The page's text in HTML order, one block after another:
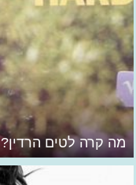
מה קרה לטים הרדין?